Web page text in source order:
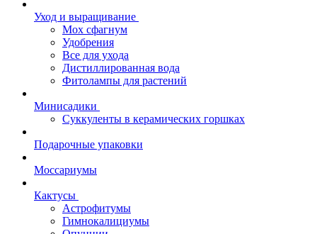
Уход и выращивание
Мох сфагнум
Удобрения
Все для ухода
Дистиллированная вода
Фитолампы для растений
Минисадики
Суккуленты в керамических горшках
Подарочные упаковки
Моссариумы
Кактусы
Астрофитумы
Гимнокалициумы